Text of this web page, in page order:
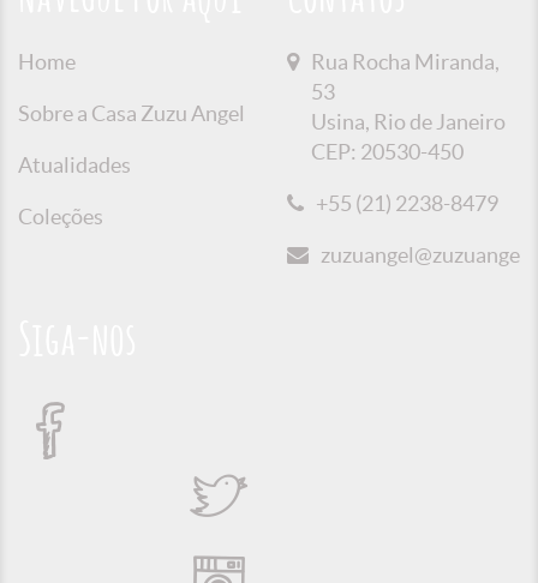
Home
Sobre a Casa Zuzu Angel
Atualidades
Coleções
Rua Rocha Miranda,
53
Usina, Rio de Janeiro
CEP: 20530-450
+55 (21) 2238-8479